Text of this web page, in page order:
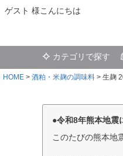
ゲスト 様こんにちは
カテゴリで探す
HOME 酒粕・米麹の調味料 生麹
●令和8年熊本地震
このたびの熊本地